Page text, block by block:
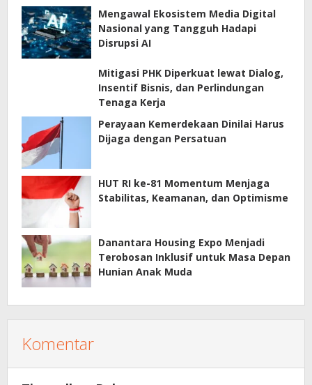
Mengawal Ekosistem Media Digital
Nasional yang Tangguh Hadapi
Disrupsi AI
Mitigasi PHK Diperkuat lewat Dialog,
Insentif Bisnis, dan Perlindungan
Tenaga Kerja
Perayaan Kemerdekaan Dinilai Harus
Dijaga dengan Persatuan
HUT RI ke-81 Momentum Menjaga
Stabilitas, Keamanan, dan Optimisme
Danantara Housing Expo Menjadi
Terobosan Inklusif untuk Masa Depan
Hunian Anak Muda
Komentar